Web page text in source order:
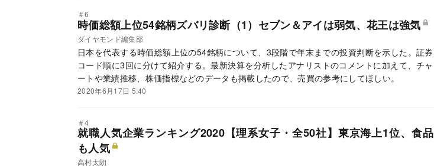
＃6
時価総額上位54銘柄ズバリ診断（1）セブン＆アイは弱気、花王は強気
ダイヤモンド編集部
日本を代表する時価総額上位の54銘柄について、3段階で年末までの投資判断を示した。証券
コード順に3回に分けて紹介する。最新決算を分析したアナリストのコメントに加えて、チャ
ートや業績推移、株価指標などのデータも掲載したので、売買の参考にしてほしい。
2020年6月17日 5:40
＃4
就職人気企業ランキング2020【理系女子・全50社】東京海上1位、食品
も人気
高村太朗